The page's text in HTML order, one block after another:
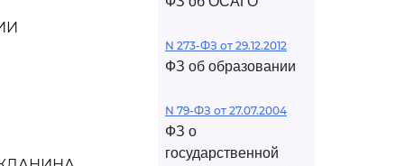
N 273-ФЗ от 29.12.2012
ФЗ об образовании
N 79-ФЗ от 27.07.2004
ФЗ о
государственной